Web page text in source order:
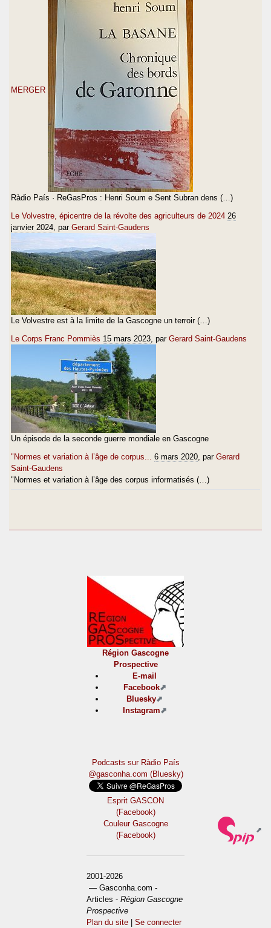
MERGER
Ràdio País · ReGasPros : Henri Soum e Sent Subran dens (…)
Le Volvestre, épicentre de la révolte des agriculteurs de 2024 26
janvier 2024 , par Gerard Saint-Gaudens
Le Volvestre est à la limite de la Gascogne un terroir (…)
Le Corps Franc Pommiès 15 mars 2023 , par Gerard Saint-Gaudens
Un épisode de la seconde guerre mondiale en Gascogne
"Normes et variation à l’âge de corpus...
6 mars 2020 , par Gerard
Saint-Gaudens
"Normes et variation à l’âge des corpus informatisés (…)
Région Gascogne
Prospective
E-mail
Facebook
Bluesky
Instagram
Podcasts sur Ràdio País
@gasconha.com (Bluesky)
Esprit GASCON
(Facebook)
Couleur Gascogne
(Facebook)
2001-2026
— Gasconha.com -
Articles -Région Gascogne
Prospective
Plan du site |Se connecter